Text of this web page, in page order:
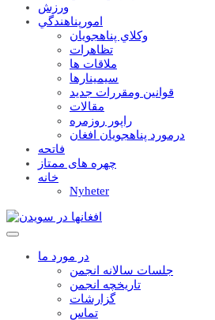
ورزش
امورپناهندگي
وکلاي پناهجويان
تظاهرات
ملاقات ها
سيمينارها
قوانين ومقررات جديد
مقالات
راپور روزمره
درمورد پناهجويان افغان
فاتحه
چهره های ممتاز
خانه
Nyheter
در مورد ما
جلسات سالانه انجمن
تاریخچه انجمن
گزارشات
تماس